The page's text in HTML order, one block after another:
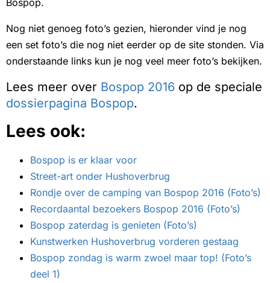
Nog niet genoeg foto’s gezien, hieronder vind je nog
een set foto’s die nog niet eerder op de site stonden. Via
onderstaande links kun je nog veel meer foto’s bekijken.
Lees meer over Bospop 2016 op de speciale
dossierpagina Bospop.
Lees ook:
Bospop is er klaar voor
Street-art onder Hushoverbrug
Rondje over de camping van Bospop 2016 (Foto’s)
Recordaantal bezoekers Bospop 2016 (Foto’s)
Bospop zaterdag is genieten (Foto’s)
Kunstwerken Hushoverbrug vorderen gestaag
Bospop zondag is warm zwoel maar top! (Foto’s
deel 1)